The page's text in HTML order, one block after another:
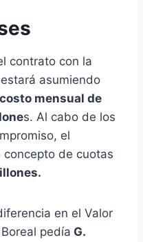
contrato con la
asumiendo
mensual de
s. Al cabo de los
el
de cuotas
en el Valor
pedía G.